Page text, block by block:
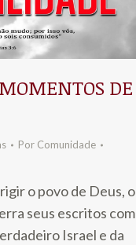
DE
Por Comunidade
o povo de Deus, o
seus escritos com
Israel e da